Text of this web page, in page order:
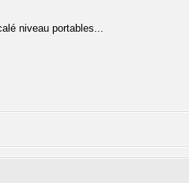
niveau portables...